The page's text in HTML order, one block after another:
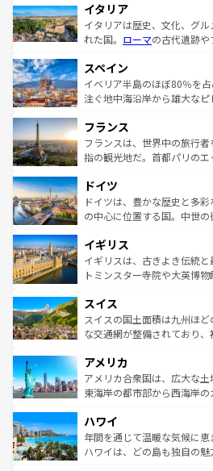
イタリア
イタリアは歴史、文化、グ
れた国。 ローマの古代遺跡
ろん、トスカーナの美しい田
景など、自然景観も見逃せ
ピザやパスタなど、絶品の
ませてくれるイタリアで、忘
なお、新着のイタリア情報は
しい。
スペイン
イベリア半島のほぼ80％を
注ぐ地中海沿岸から雄大な
文化が根付くこの国では、情
れる闘牛、そして美味しい
る。首都マドリードの洗練
の城塞都市、穏やかなビーチ
せる。地方によって風土や
性
フランス
フランスは、世界中の旅行
指の観光地だ。首都パリの
で、幅広い魅力が詰まってい
聖堂、美しいビーチ、そし
から魅了する。また、フラ
いる。シャンパンの発祥地で
香り高いラベンダー畑など
らに、パリ以外の地域にも
れる地方に足を運ぶとそれぞ
きるだろう。 なお、
を参照してほしい。
ドイツ
ドイツは、豊かな歴史と多
の中心に位置する国。中世
顔を持つこの国は、どこを歩
ルリンの文化的活気、バイ
してライン川沿いのワイン
は、お酒好きな人にはぜひ体験してほ
ドイツ情報はコンテンツ一覧
イギリス
イギリスは、古きよき伝統
トミンスター寺院や大英博
リアごとに異なる魅力がある
ティー、ビール好きにはた
戦など、本場だからこそで
ンツ一覧を参照してほしい。
スイス
スイスの国土面積は九州ほ
な交通網が整備されており
の建物がそのまま残る町や、
博物館もあり、アルプス観光
ことができる。国民の所得
ば市内交通費無料で観光を楽しむ
着のスイス情報はコンテンツ
アメリカ
アメリカ合衆国は、広大な土
東海岸の都市部から西海岸
のような巨大都市は、観光、
ンメントが詰まった刺激的
西部には大自然が広がり、
ハワイ
年間を通じて温暖な気候に
ハワイは、どの島も独自の